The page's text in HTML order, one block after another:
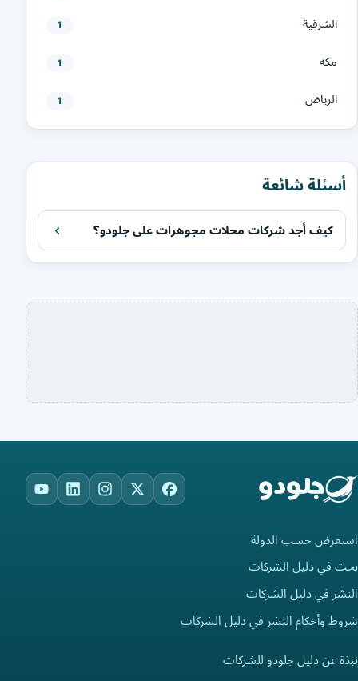
الشرقية 1
مكه 1
الرياض 1
أسئلة شائعة
كيف أجد شركات محلات مجوهرات على جلودو؟
Facebook
X
Instagram
LinkedIn
استعرض حسب الدولة
بحث في دليل الشركات
النشر في دليل الشركات
شروط وأحكام النشر في دليل الشركات
نبذة عن دليل جلودو للشركات